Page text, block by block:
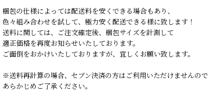
梱包の仕様によっては配送料を安くできる場合もあり、
色々組み合わせを試して、極力安く配送できる様に致します！
送料に関しては、ご注文確定後、梱包サイズを計測して
適正価格を再度お知らせいたしております。
ご面倒をおかけいたしておりますが、宜しくお願い致します。
※送料再計算の場合、セブン決済の方はご利用いただけませんので
あらかじめご了承ください。